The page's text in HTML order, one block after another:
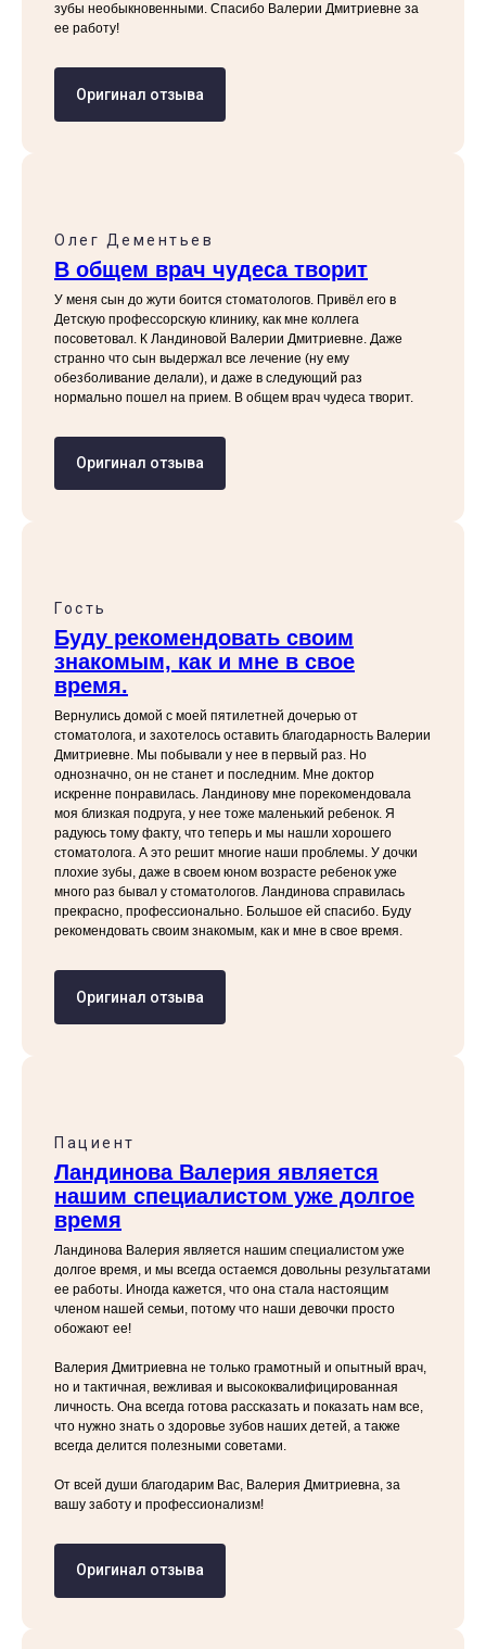
зубы необыкновенными. Спасибо Валерии Дмитриевне за
ее работу!
Оригинал отзыва
Олег Дементьев
В общем врач чудеса творит
У меня сын до жути боится стоматологов. Привёл его в
Детскую профессорскую клинику, как мне коллега
посоветовал. К Ландиновой Валерии Дмитриевне. Даже
странно что сын выдержал все лечение (ну ему
обезболивание делали), и даже в следующий раз
нормально пошел на прием. В общем врач чудеса творит.
Оригинал отзыва
Гость
Буду рекомендовать своим
знакомым, как и мне в свое
время.
Вернулись домой с моей пятилетней дочерью от
стоматолога, и захотелось оставить благодарность Валерии
Дмитриевне. Мы побывали у нее в первый раз. Но
однозначно, он не станет и последним. Мне доктор
искренне понравилась. Ландинову мне порекомендовала
моя близкая подруга, у нее тоже маленький ребенок. Я
радуюсь тому факту, что теперь и мы нашли хорошего
стоматолога. А это решит многие наши проблемы. У дочки
плохие зубы, даже в своем юном возрасте ребенок уже
много раз бывал у стоматологов. Ландинова справилась
прекрасно, профессионально. Большое ей спасибо. Буду
рекомендовать своим знакомым, как и мне в свое время.
Оригинал отзыва
Пациент
Ландинова Валерия является
нашим специалистом уже долгое
время
Ландинова Валерия является нашим специалистом уже
долгое время, и мы всегда остаемся довольны результатами
ее работы. Иногда кажется, что она стала настоящим
членом нашей семьи, потому что наши девочки просто
обожают ее!
Валерия Дмитриевна не только грамотный и опытный врач,
но и тактичная, вежливая и высококвалифицированная
личность. Она всегда готова рассказать и показать нам все,
что нужно знать о здоровье зубов наших детей, а также
всегда делится полезными советами.
От всей души благодарим Вас, Валерия Дмитриевна, за
вашу заботу и профессионализм!
Оригинал отзыва